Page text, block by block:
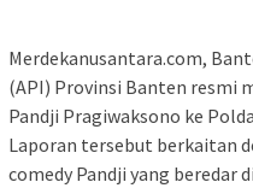
Merdekanusantara.com,
(API) Provinsi Banten resmi
Pandji Pragiwaksono ke
Laporan tersebut berkaitan
comedy Pandji yang beredar